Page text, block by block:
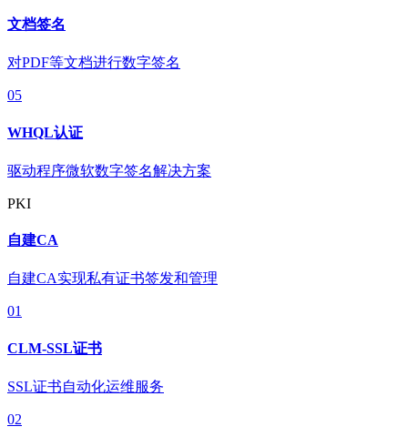
文档签名
对PDF等文档进行数字签名
05
WHQL认证
驱动程序微软数字签名解决方案
PKI
自建CA
自建CA实现私有证书签发和管理
01
CLM-SSL证书
SSL证书自动化运维服务
02